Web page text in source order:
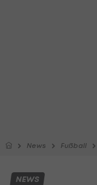
News Fußball
NEWS